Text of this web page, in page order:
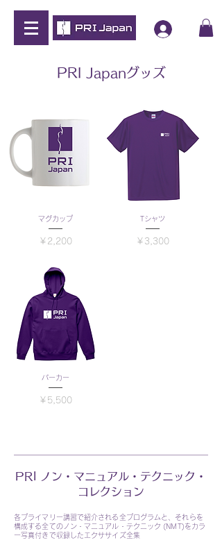
PRI Japanグッズ
マグカップ
価格
￥2,200
Tシャツ
価格
￥3,300
パーカー
価格
￥5,500
PRI ノン・マニュアル・テクニック・
コレクション
各プライマリー講習で紹介される全プログラムと、それらを
構成する全てのノン・マニュアル・テクニック (NMT)をカラ
ー写真付きで収録したエクササイズ全集